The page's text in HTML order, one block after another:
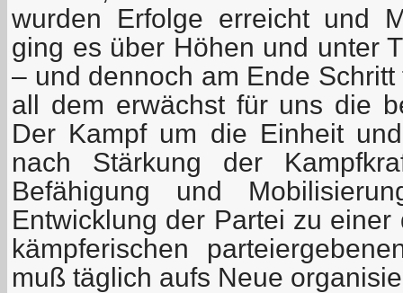
wurden Erfolge erreicht und
ging es über Höhen und unter
– und dennoch am Ende
all dem erwächst für uns die
Der Kampf um die Einheit
nach Stärkung der
Befähigung und
Entwicklung der Partei zu
kämpferischen
muß täglich aufs Neue